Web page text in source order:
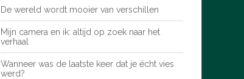
De wereld wordt mooier van verschillen
Mijn camera en ik: altijd op zoek naar het
verhaal
Wanneer was de laatste keer dat je écht vies
werd?